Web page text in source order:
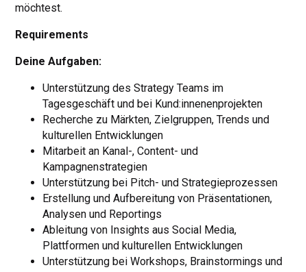
möchtest.
Requirements
Deine Aufgaben:
Unterstützung des Strategy Teams im
Tagesgeschäft und bei Kund:innenenprojekten
Recherche zu Märkten, Zielgruppen, Trends und
kulturellen Entwicklungen
Mitarbeit an Kanal-, Content- und
Kampagnenstrategien
Unterstützung bei Pitch- und Strategieprozessen
Erstellung und Aufbereitung von Präsentationen,
Analysen und Reportings
Ableitung von Insights aus Social Media,
Plattformen und kulturellen Entwicklungen
Unterstützung bei Workshops, Brainstormings und